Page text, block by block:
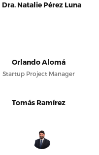
Dra. Natalie Pérez Luna
Orlando Alomá
Startup Project Manager
Tomás Ramírez